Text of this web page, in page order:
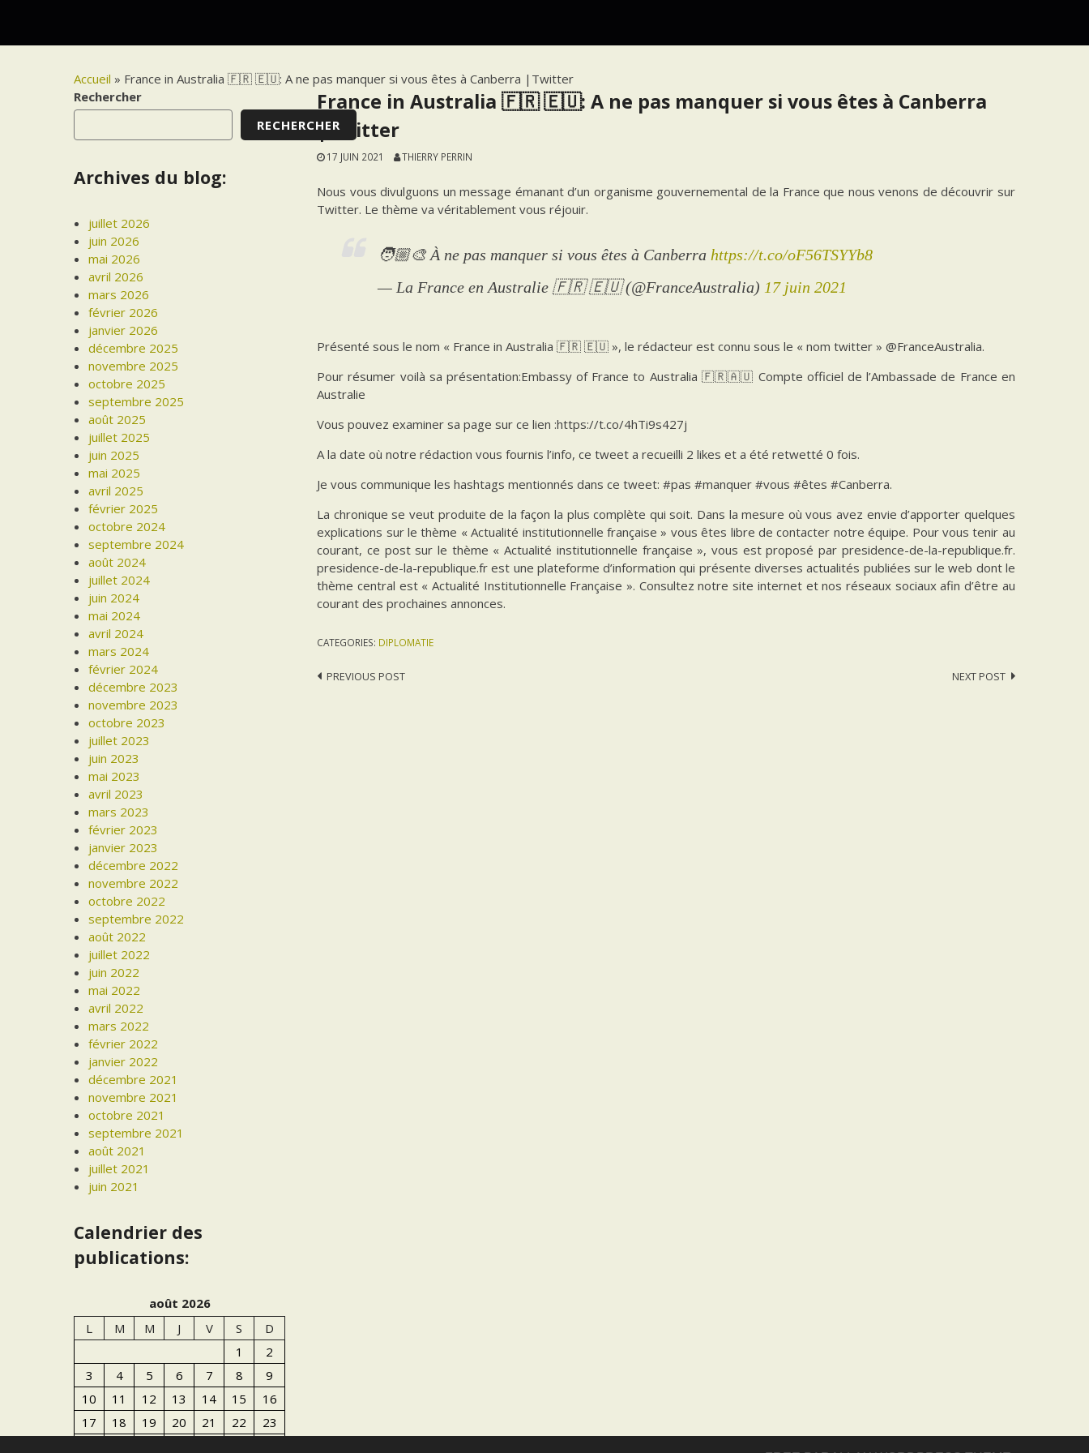
Accueil » France in Australia 🇫🇷 🇪🇺: A ne pas manquer si vous êtes à Canberra |Twitter
France in Australia 🇫🇷 🇪🇺: A ne pas manquer si vous êtes à Canberra
|Twitter
17 JUIN 2021 THIERRY PERRIN
Nous vous divulguons un message émanant d’un organisme gouvernemental de la France que nous venons de découvrir sur
Twitter. Le thème va véritablement vous réjouir.
🧑🏼‍🎨 À ne pas manquer si vous êtes à Canberra https://t.co/oF56TSYYb8
— La France en Australie 🇫🇷 🇪🇺 (@FranceAustralia) 17 juin 2021
Présenté sous le nom « France in Australia 🇫🇷 🇪🇺 », le rédacteur est connu sous le « nom twitter » @FranceAustralia.
Pour résumer voilà sa présentation:Embassy of France to Australia 🇫🇷🇦🇺 Compte officiel de l’Ambassade de France en
Australie
Vous pouvez examiner sa page sur ce lien :https://t.co/4hTi9s427j
A la date où notre rédaction vous fournis l’info, ce tweet a recueilli 2 likes et a été retwetté 0 fois.
Je vous communique les hashtags mentionnés dans ce tweet: #pas #manquer #vous #êtes #Canberra.
La chronique se veut produite de la façon la plus complète qui soit. Dans la mesure où vous avez envie d’apporter quelques
explications sur le thème « Actualité institutionnelle française » vous êtes libre de contacter notre équipe. Pour vous tenir au
courant, ce post sur le thème « Actualité institutionnelle française », vous est proposé par presidence-de-la-republique.fr.
presidence-de-la-republique.fr est une plateforme d’information qui présente diverses actualités publiées sur le web dont le
thème central est « Actualité Institutionnelle Française ». Consultez notre site internet et nos réseaux sociaux afin d’être au
courant des prochaines annonces.
CATEGORIES: DIPLOMATIE
Post
PREVIOUS POST NEXT POST
Rechercher
RECHERCHER
Archives du blog:
juillet 2026
juin 2026
mai 2026
avril 2026
mars 2026
février 2026
janvier 2026
décembre 2025
novembre 2025
octobre 2025
septembre 2025
août 2025
juillet 2025
juin 2025
mai 2025
avril 2025
février 2025
octobre 2024
septembre 2024
août 2024
juillet 2024
juin 2024
mai 2024
avril 2024
mars 2024
février 2024
décembre 2023
novembre 2023
octobre 2023
juillet 2023
juin 2023
mai 2023
avril 2023
mars 2023
février 2023
janvier 2023
décembre 2022
novembre 2022
octobre 2022
septembre 2022
août 2022
juillet 2022
juin 2022
mai 2022
avril 2022
mars 2022
février 2022
janvier 2022
décembre 2021
novembre 2021
octobre 2021
septembre 2021
août 2021
juillet 2021
juin 2021
Calendrier des
publications:
août 2026
L
M M J V S
D
1
2
3
4 5 6 7 8
9
10
11 12 13 14 15
16
17
18 19 20 21 22
23